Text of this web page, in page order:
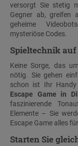
versorgt Sie stetig
Gegner ab, greifen
geheime
mysteriöse Codes.
Spieltechnik auf
Keine Sorge, das
nötig. Sie gehen
schon ist Ihr Handy
Escape Game in
faszinierende
Elemente – Sie
Escape Game alles
Starten Sie